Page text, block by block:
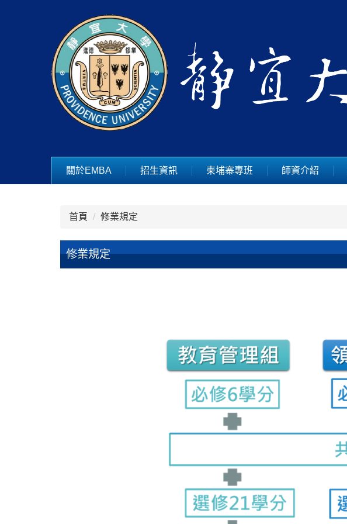
關於EMBA 招生資訊 柬埔寨專班 師資介紹
首頁 修業規定
修業規定